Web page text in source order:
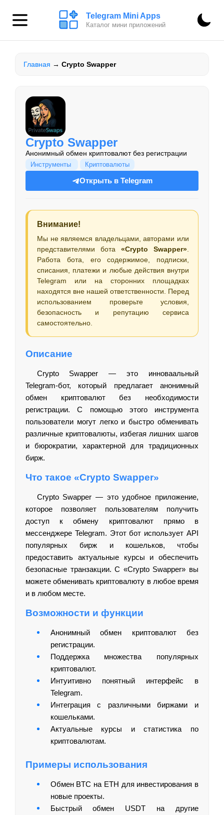
Telegram Mini Apps
Каталог мини приложений
Главная → Crypto Swapper
Crypto Swapper
Анонимный обмен криптовалют без регистрации
Инструменты Криптовалюты
Открыть в Telegram
Внимание!
Мы не являемся владельцами, авторами или
представителями бота «Crypto Swapper»
Работа бота, его содержимое, подписки,
списания, платежи и любые действия внутри
Telegram или на сторонних площадках
находятся вне нашей ответственности. Перед
использованием проверьте условия,
безопасность и репутацию сервиса
самостоятельно.
Описание
Crypto Swapper — это инноваальный
Telegram-бот, который предлагает анонимный
обмен криптовалют без необходимости
регистрации. С помощью этого инструмента
пользователи могут легко и быстро обменивать
различные криптовалюты, избегая лишних шагов
и бюрократии, характерной для традиционных
бирж.
Что такое «Crypto Swapper»
Crypto Swapper — это удобное приложение,
которое позволяет пользователям получить
доступ к обмену криптовалют прямо в
мессенджере Telegram. Этот бот использует API
популярных бирж и кошельков, чтобы
предоставить актуальные курсы и обеспечить
безопасные транзакции. С «Crypto Swapper» вы
можете обменивать криптовалюту в любое время
и в любом месте.
Возможности и функции
Анонимный обмен криптовалют без
регистрации.
Поддержка множества популярных
криптовалют.
Интуитивно понятный интерфейс в
Telegram.
Интеграция с различными биржами и
кошельками.
Актуальные курсы и статистика по
криптовалютам.
Примеры использования
Обмен BTC на ETH для инвестирования в
новые проекты.
Быстрый обмен USDT на другие